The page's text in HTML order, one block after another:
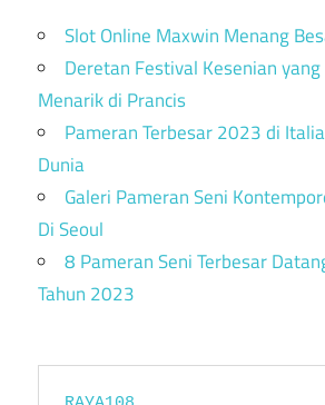
Slot Online Maxwin Menang
Deretan Festival Kesenian yang
Menarik di Prancis
Pameran Terbesar 2023 di
Dunia
Galeri Pameran Seni
Di Seoul
8 Pameran Seni Terbesar
Tahun 2023